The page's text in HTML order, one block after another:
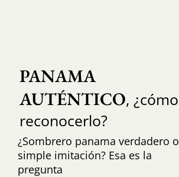
PANAMA
AUTÉNTICO, ¿cómo
reconocerlo?
¿Sombrero panama verdadero o
simple imitación? Esa es la
pregunta